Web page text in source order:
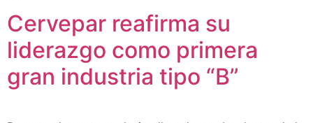
Cervepar reafirma su
liderazgo como primera
gran industria tipo “B”